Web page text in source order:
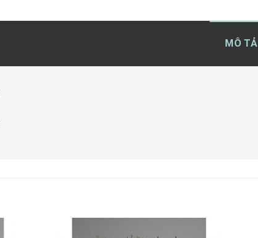
MÔ TẢ